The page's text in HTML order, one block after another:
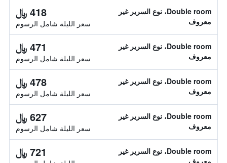
Double room، نوع السرير غير
معروف
418 ﷼
سعر الليلة شامل الرسوم
Double room، نوع السرير غير
معروف
471 ﷼
سعر الليلة شامل الرسوم
Double room، نوع السرير غير
معروف
478 ﷼
سعر الليلة شامل الرسوم
Double room، نوع السرير غير
معروف
627 ﷼
سعر الليلة شامل الرسوم
Double room، نوع السرير غير
معروف
721 ﷼